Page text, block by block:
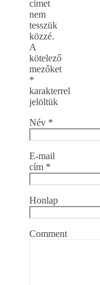
címet
nem
tesszük
közzé.
A
kötelező
mezőket
*
karakterrel
jelöltük
Név *
E-mail
cím *
Honlap
Comment